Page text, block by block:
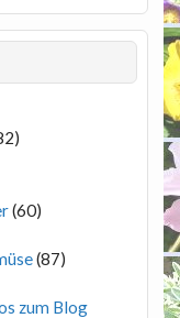
(60)
(87)
zum Blog